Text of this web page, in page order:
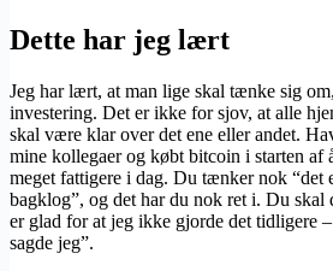
Dette har jeg lært
Jeg har lært, at man lige skal tænke sig
investering. Det er ikke for sjov, at alle
skal være klar over det ene eller andet.
mine kollegaer og købt bitcoin i starten af
meget fattigere i dag. Du tænker nok “det
bagklog”, og det har du nok ret i. Du skal
er glad for at jeg ikke gjorde det tidligere
sagde jeg”.